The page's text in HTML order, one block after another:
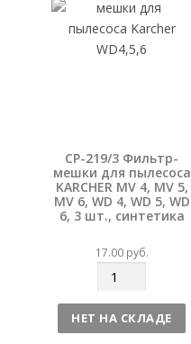
в
о
CP-219/3 Фильтр-
мешки для пылесоса
KARCHER MV 4, MV 5,
MV 6, WD 4, WD 5, WD
6, 3 шт., синтетика
17.00 руб.
л
и
НЕТ НА СКЛАДЕ